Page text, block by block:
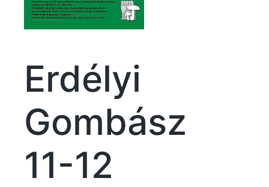
Erdélyi
Gombász
11-12